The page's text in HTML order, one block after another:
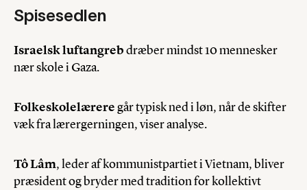
Spisesedlen
Israelsk luftangrebdræber mindst 10 mennesker
nær skole i Gaza.
Folkeskolelæreregår typisk ned i løn, når de skifter
væk fra lærergerningen, viser analyse.
Tô Lâm, leder af kommunistpartiet i Vietnam, bliver
præsident og bryder med tradition for kollektivt